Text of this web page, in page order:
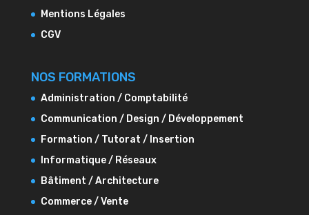
Mentions Légales
CGV
NOS FORMATIONS
Administration / Comptabilité
Communication / Design / Développement
Formation / Tutorat / Insertion
Informatique / Réseaux
Bâtiment / Architecture
Commerce / Vente